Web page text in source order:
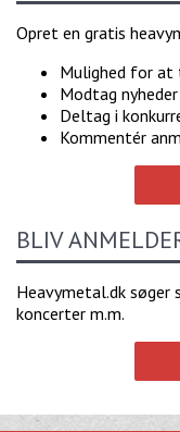
Opret en gratis
Mulighed for at
Modtag
Deltag i
Kommentér
BLIV
Heavymetal.dk søger
koncerter m.m.